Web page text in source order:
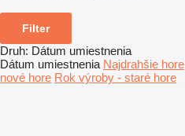
Filter
Druh: Dátum umiestnenia
Dátum umiestnenia Najdrahšie hore
nové hore Rok výroby - staré hore